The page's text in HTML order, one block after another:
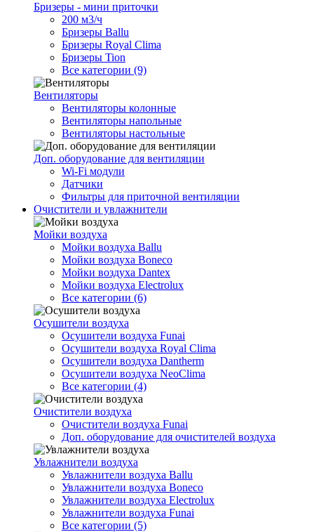
Бризеры - мини приточки
200 м3/ч
Бризеры Ballu
Бризеры Royal Clima
Бризеры Tion
Все категории (9)
Вентиляторы
Вентиляторы колонные
Вентиляторы напольные
Вентиляторы настольные
Доп. оборудование для вентиляции
Wi-Fi модули
Датчики
Фильтры для приточной вентиляции
Очистители и увлажнители
Мойки воздуха
Мойки воздуха Ballu
Мойки воздуха Boneco
Мойки воздуха Dantex
Мойки воздуха Electrolux
Все категории (6)
Осушители воздуха
Осушители воздуха Funai
Осушители воздуха Royal Clima
Осушители воздуха Dantherm
Осушители воздуха NeoClima
Все категории (4)
Очистители воздуха
Очистители воздуха Funai
Доп. оборудование для очистителей воздуха
Увлажнители воздуха
Увлажнители воздуха Ballu
Увлажнители воздуха Boneco
Увлажнители воздуха Electrolux
Увлажнители воздуха Funai
Все категории (5)